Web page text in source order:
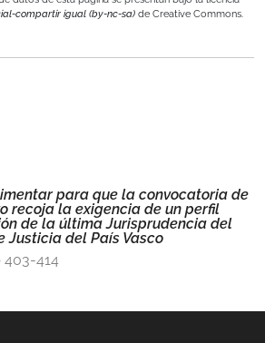
compartir igual (by-nc-sa) de Creative Commons.
para que la convocatoria de
recoja la exigencia de un perfil
de la última Jurisprudencia del
Justicia del País Vasco
403-414